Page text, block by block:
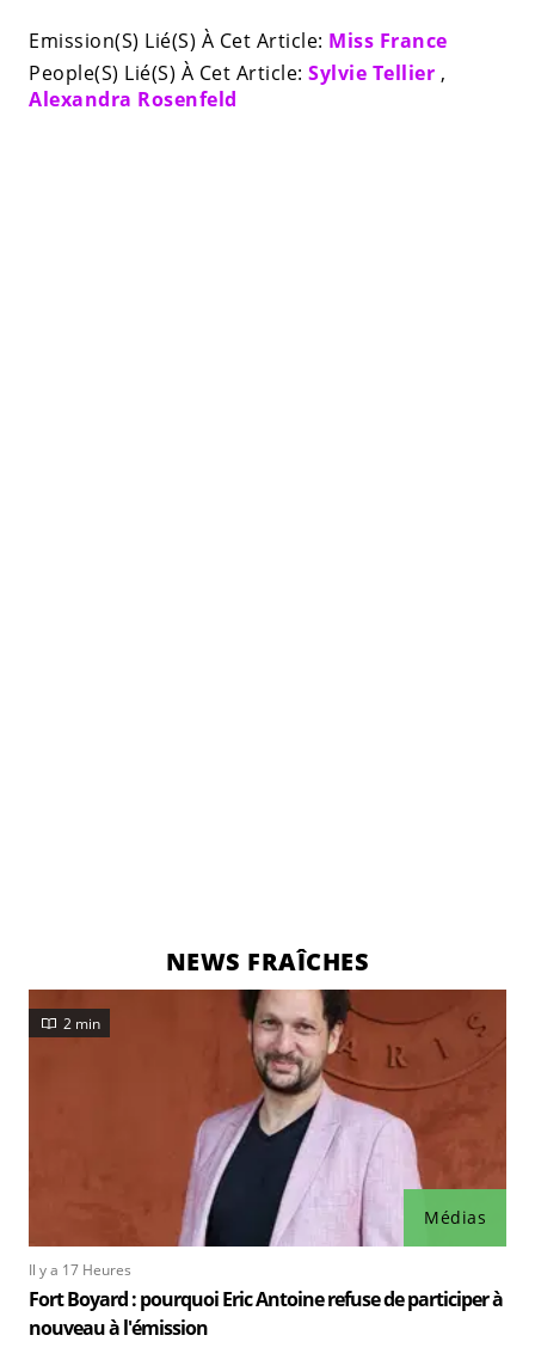
Emission(S) Lié(S) À Cet Article: Miss France
People(S) Lié(S) À Cet Article: Sylvie Tellier ,
Alexandra Rosenfeld
NEWS FRAÎCHES
Médias
2 min
Il y a 17 Heures
Fort Boyard : pourquoi Eric Antoine refuse de participer à
nouveau à l'émission